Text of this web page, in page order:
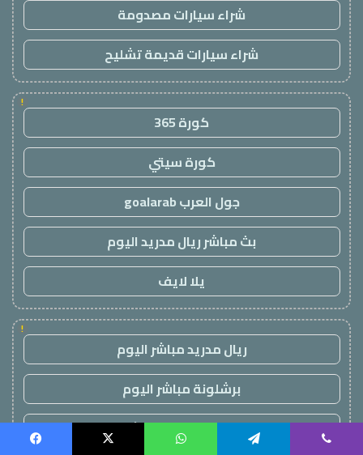
شراء سيارات مصدومة
شراء سيارات قديمة تشليح
!
كورة 365
كورة سيتي
جول العرب goalarab
بث مباشر ريال مدريد اليوم
يلا لايف
!
ريال مدريد مباشر اليوم
برشلونة مباشر اليوم
مباريات اليوم مباشر